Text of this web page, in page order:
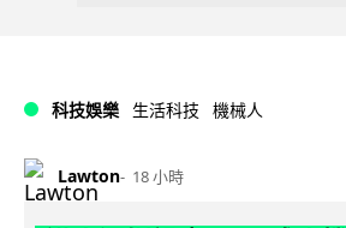
科技娛樂 生活科技 機械人
Lawton 18 小時